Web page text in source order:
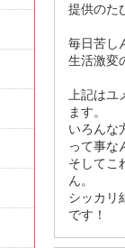
提供のた
毎日苦し
生活激変
上記は
ます。
いろんな
って事な
そしてこ
ん。
シッカリ
です！